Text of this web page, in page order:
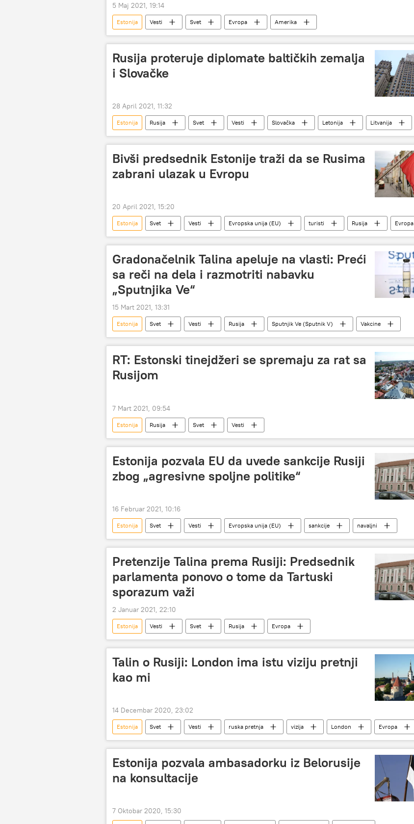
5 Maj 2021, 19:14
Estonija Vesti Svet Evropa Amerika
Rusija proteruje diplomate baltičkih zemalja
i Slovačke
28 April 2021, 11:32
Estonija Rusija Svet Vesti Slovačka Letonija Litvanija
Bivši predsednik Estonije traži da se Rusima
zabrani ulazak u Evropu
20 April 2021, 15:20
Estonija Svet Vesti Evropska unija (EU) turisti Rusija Evropa
Gradonačelnik Talina apeluje na vlasti: Preći
sa reči na dela i razmotriti nabavku
„Sputnjika Ve“
15 Mart 2021, 13:31
Estonija Svet Vesti Rusija Sputnjik Ve (Sputnik V)
Vakcine
nabavka
RT: Estonski tinejdžeri se spremaju za rat sa
Rusijom
7 Mart 2021, 09:54
Estonija Rusija Svet Vesti
Estonija pozvala EU da uvede sankcije Rusiji
zbog „agresivne spoljne politike“
16 Februar 2021, 10:16
Estonija Svet Vesti Evropska unija (EU) sankcije
navaljni
Rusija
Evropa
Pretenzije Talina prema Rusiji: Predsednik
parlamenta ponovo o tome da Tartuski
sporazum važi
2 Januar 2021, 22:10
Estonija Vesti Svet Rusija Evropa
Talin o Rusiji: London ima istu viziju pretnji
kao mi
14 Decembar 2020, 23:02
Estonija Svet Vesti ruska pretnja vizija London Evropa
Estonija pozvala ambasadorku iz Belorusije
na konsultacije
7 Oktobar 2020, 15:30